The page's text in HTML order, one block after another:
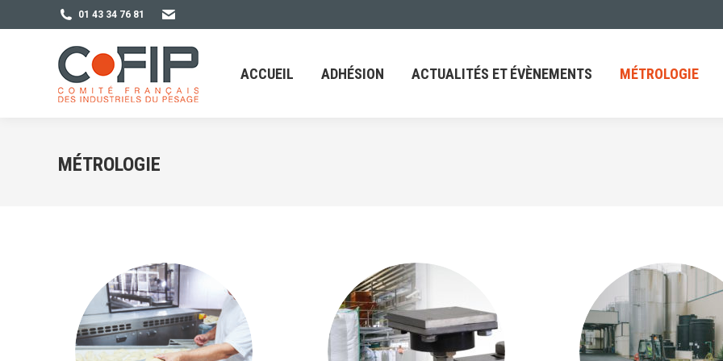
01 43 34 76 81
ACCUEIL ADHÉSION ACTUALITÉS ET ÉVÈNEMENTS MÉTROLOGIE
MÉTROLOGIE
ACCUEIL ADHÉSION ACTUALITÉS ET ÉVÈNEMENTS MÉTROLOGIE FAQ